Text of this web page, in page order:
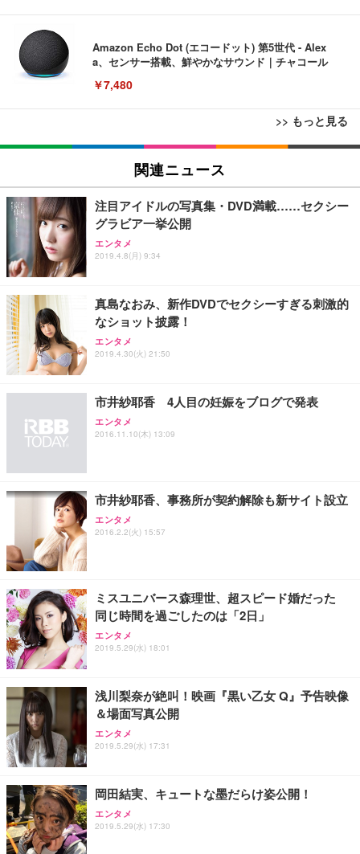
Amazon Echo Dot (エコードット) 第5世代 - Alex
a、センサー搭載、鮮やかなサウンド｜チャコール
￥7,480
>> もっと見る
[EdoErgo] オフィスチェア 椅子 テレワーク 疲れな
い 跳ね上げ式アームレスト コンパクト 約105度ロッ
キング pc 事務椅子 360度回転 座面昇降 強化ナイロ
ン樹脂ベース 通気性メッシュ 在宅ワーク H-WY01
(黒網+黒枠+黒足)
￥5,699
SIHOO B100 オフィスチェア／デスクチェア メッシ
Sezlife オフィスチェア デスクチェア 疲れない テレ
ワーク チェア 強化バックレスト 30度ロッキング機
ョン PCチェア 通気性メッシュ ゲーミング/勉強/事
務用 おしゃれ パソコンチェア (ブラック)
￥7,680
Sezlife オフィスチェア デスクチェア 疲れない テレ
ョン PCチェア 通気性メッシュ ゲーミング/勉強/事
務用 おしゃれ パソコンチェア (ホワイト)
ANDWINT オフィスチェア デスクチェア 肘なし メ
EIZO ビジネス向けプレミアムモニター | FlexScan
EV3240X-WT | 31.5型4K UHD・USB Type-C・ホワ
￥105,595
EIZO ビジネス向けプレミアムモニター | FlexScan
EV2740X-WT | 27.0型4K UHD・USB Type-C・ホワ
￥109,572
【純正品】27"ゲーミングモニター DualSense 充電
フック付き（CFI-ZDM1J）
【整備済み品】Dell E2724HS 27インチ 液晶モニタ
【MiniLED/24.5inch/280Hz/FHD】GRAPHT THE S
Amazonベーシック ペットシーツ 薄型 レギュラー 1
回使い捨て 無香料 ホワイト 300枚
￥3,373
Amazonベーシック ペットシーツ 厚型 ワイド 42枚
ネオ・ルーライフ ネオ・オムツ L 中型犬用 26枚入
Smart Basic(スマートベーシック) 【Amazon.co.jp
アイリスオーヤマ ペットシーツ 超厚型 お徳用 レギ
関連ニュース
注目アイドルの写真集・DVD満載……セクシー
グラビア一挙公開
エンタメ
2019.4.8(月) 9:34
真島なおみ、新作DVDでセクシーすぎる刺激的
なショット披露！
エンタメ
2019.4.30(火) 21:50
市井紗耶香 4人目の妊娠をブログで発表
エンタメ
2016.11.10(木) 13:09
市井紗耶香、事務所が契約解除も新サイト設立
エンタメ
2016.2.2(火) 15:57
ミスユニバース森理世、超スピード婚だった
同じ時間を過ごしたのは「2日」
エンタメ
2019.5.29(水) 18:01
浅川梨奈が絶叫！映画『黒い乙女 Q』予告映像
＆場面写真公開
エンタメ
2019.5.29(水) 17:31
岡田結実、キュートな墨だらけ姿公開！
エンタメ
2019.5.29(水) 17:30